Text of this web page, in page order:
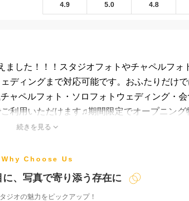
4.9 5.0 4.8
した！！！スタジオフォトやチャペルフォ
ディングまで対応可能です。おふたりだけ
ャペルフォト・ソロフォトウェディング・
利用いただけます♫期間限定でオープニン
続きを見る
Why Choose Us
に、写真で寄り添う存在に
ジオの魅力をピックアップ！